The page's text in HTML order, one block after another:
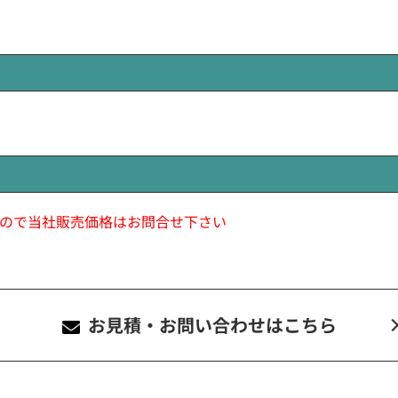
で当社販売価格はお問合せ下さい
お見積・お問い合わせはこちら